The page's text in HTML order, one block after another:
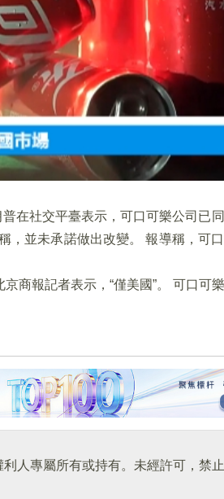
在社交平臺表示，可口可樂公司已
，並未承諾做出改變。 報導稱，可
商報記者表示，“僅美國”。 可口可
人專屬所有或持有。未經許可，禁止